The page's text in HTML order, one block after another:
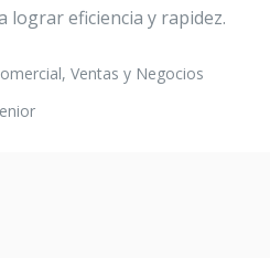
lograr eficiencia y rapidez.
Ventas y Negocios